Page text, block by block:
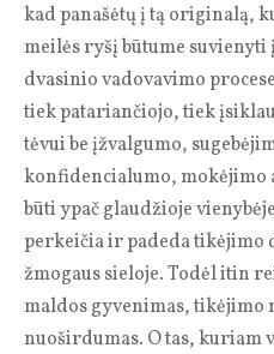
kad panašėtų į tą originalą,
meilės ryšį būtume
dvasinio vadovavimo
tiek patariančiojo, tiek
tėvui be įžvalgumo,
konfidencialumo, mokėjimo
būti ypač glaudžioje
perkeičia ir padeda tikėjimo
žmogaus sieloje. Todėl itin
maldos gyvenimas,
nuoširdumas. O tas, kuriam